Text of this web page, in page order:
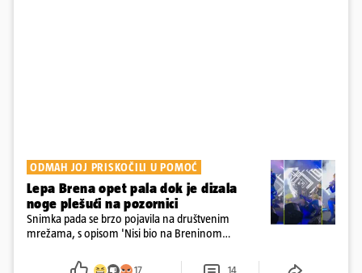
ODMAH JOJ PRISKOČILI U POMOĆ
Lepa Brena opet pala dok je dizala
noge plešući na pozornici
Snimka pada se brzo pojavila na društvenim
mrežama, s opisom 'Nisi bio na Breninom
Srećom, pjevačica se nije ozlijedila nego je s
17 14